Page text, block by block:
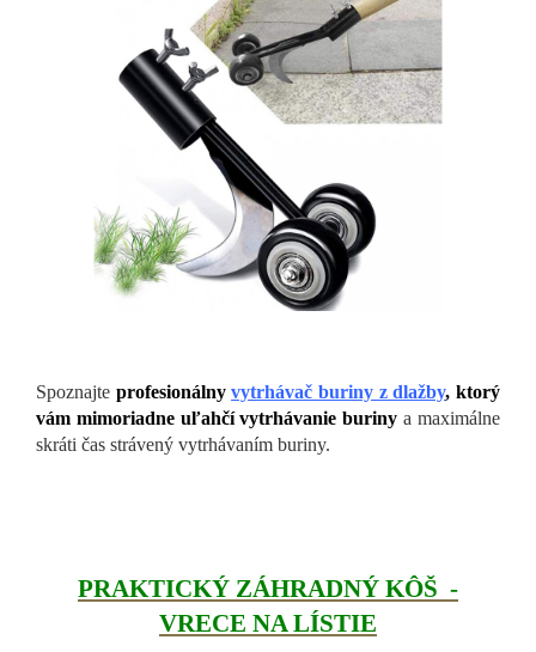
Spoznajte profesionálnyvytrhávač buriny z dlažby, ktorý
vám mimoriadne uľahčí vytrhávanie buriny a maximálne
skráti čas strávený vytrhávaním buriny.
PRAKTICKÝ ZÁHRADNÝ KÔŠ -
VRECE NA LÍSTIE